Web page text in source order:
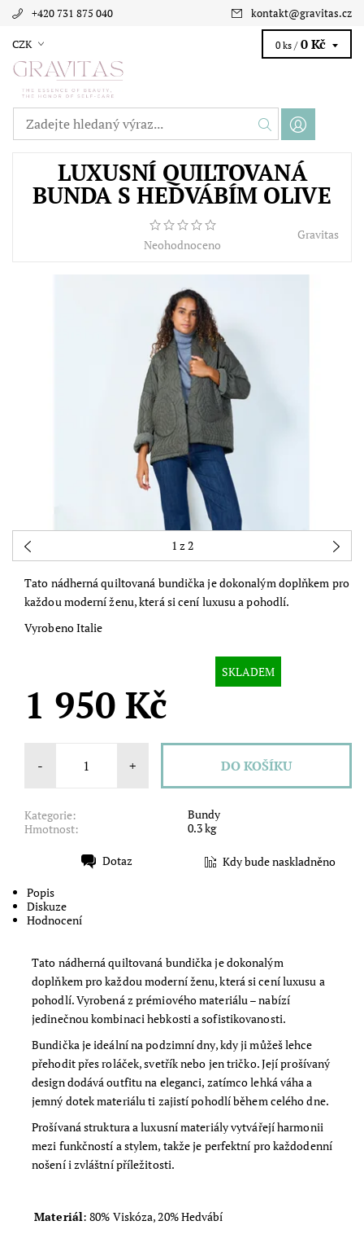
+420 731 875 040 kontakt@gravitas.cz
CZK 0 ks / 0 Kč
LUXUSNÍ QUILTOVANÁ
BUNDA S HEDVÁBÍM OLIVE
Neohodnoceno
Gravitas
1 z 2
Tato nádherná quiltovaná bundička je dokonalým doplňkem pro
každou moderní ženu, která si cení luxusu a pohodlí.
Vyrobeno Italie
SKLADEM
1 950 Kč
- +
Kategorie:
Bundy
Hmotnost:
0.3 kg
Dotaz Kdy bude naskladněno
Popis
Diskuze
Hodnocení
Tato nádherná quiltovaná bundička je dokonalým
doplňkem pro každou moderní ženu, která si cení luxusu a
pohodlí. Vyrobená z prémiového materiálu – nabízí
jedinečnou kombinaci hebkosti a sofistikovanosti.
Bundička je ideální na podzimní dny, kdy ji můžeš lehce
přehodit přes roláček, svetřík nebo jen tričko. Její prošívaný
design dodává outfitu na eleganci, zatímco lehká váha a
jemný dotek materiálu ti zajistí pohodlí během celého dne.
Prošívaná struktura a luxusní materiály vytvářejí harmonii
mezi funkčností a stylem, takže je perfektní pro každodenní
nošení i zvláštní příležitosti.
Materiál: 80% Viskóza, 20% Hedvábí